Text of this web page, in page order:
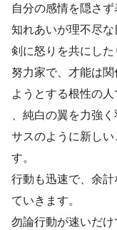
自分の感情を隠さず
知れあいが理不尽
剣に怒りを共にした
努力家で、才能は
ようとする根性の人
、純白の翼を力強
サスのように新し
す。
行動も迅速で、余
ていきます。
勿論行動が速いだ